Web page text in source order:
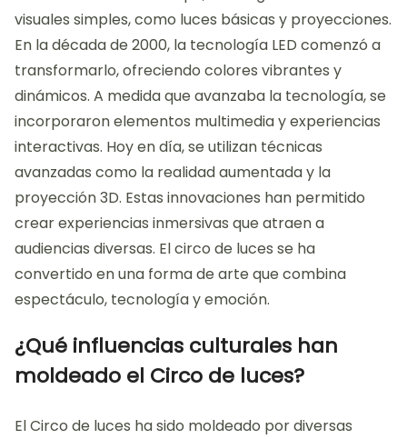
visuales simples, como luces básicas y proyecciones.
En la década de 2000, la tecnología LED comenzó a
transformarlo, ofreciendo colores vibrantes y
dinámicos. A medida que avanzaba la tecnología, se
incorporaron elementos multimedia y experiencias
interactivas. Hoy en día, se utilizan técnicas
avanzadas como la realidad aumentada y la
proyección 3D. Estas innovaciones han permitido
crear experiencias inmersivas que atraen a
audiencias diversas. El circo de luces se ha
convertido en una forma de arte que combina
espectáculo, tecnología y emoción.
¿Qué influencias culturales han
moldeado el Circo de luces?
El Circo de luces ha sido moldeado por diversas